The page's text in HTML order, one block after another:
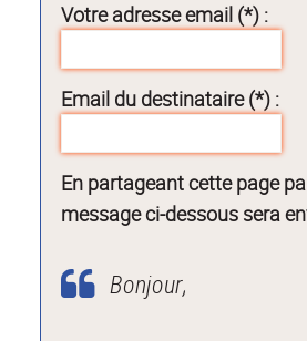
Votre adresse email (*) :
Email du destinataire (*) :
En partageant cette page
message ci-dessous sera
Bonjour,